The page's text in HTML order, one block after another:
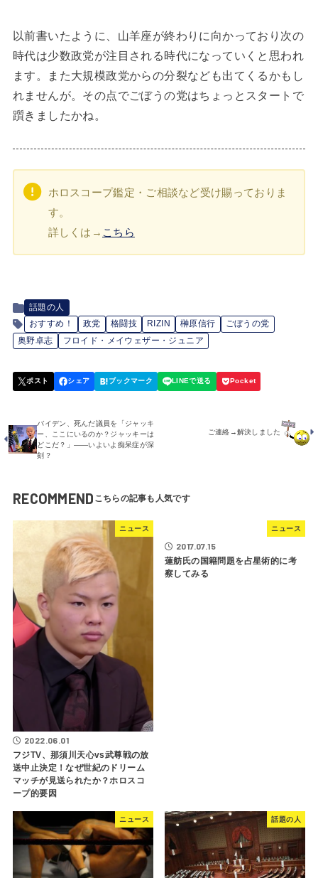
以前書いたように、山羊座が終わりに向かっており次の
時代は少数政党が注目される時代になっていくと思われ
ます。また大規模政党からの分裂なども出てくるかもし
れませんが。その点でごぼうの党はちょっとスタートで
躓きましたかね。
ホロスコープ鑑定・ご相談など受け賜っておりま
す。
詳しくは→ こちら
話題の人
おすすめ！
政党 格闘技 RIZIN 榊原信行
ごぼうの党
奥野卓志
フロイド・メイウェザー・ジュニア
バイデン、死んだ議員を「ジャッキ
ー、ここにいるのか？ジャッキーは
どこだ？」――いよいよ痴呆症が深
刻？
ご連絡→解決しました
RECOMMEND
ニュース
2022.06.01
フジTV、那須川天心vs武尊戦の放
送中止決定！なぜ世紀のドリーム
マッチが見送られたか？ホロスコ
ープ的要因
ニュース
2017.07.15
蓮舫氏の国籍問題を占星術的に考
察してみる
ニュース 話題の人